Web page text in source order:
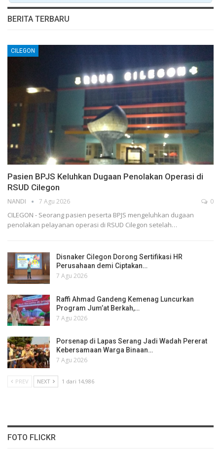
BERITA TERBARU
CILEGON
Pasien BPJS Keluhkan Dugaan Penolakan Operasi di
RSUD Cilegon
NANDI 7 Agu 2026 0
CILEGON - Seorang pasien peserta BPJS mengeluhkan dugaan
penolakan pelayanan operasi di RSUD Cilegon setelah…
Disnaker Cilegon Dorong Sertifikasi HR
Perusahaan demi Ciptakan…
7 Agu 2026
Raffi Ahmad Gandeng Kemenag Luncurkan
Program Jum’at Berkah,…
7 Agu 2026
Porsenap di Lapas Serang Jadi Wadah Pererat
Kebersamaan Warga Binaan…
7 Agu 2026
PREV NEXT 1 dari 14,986
FOTO FLICKR